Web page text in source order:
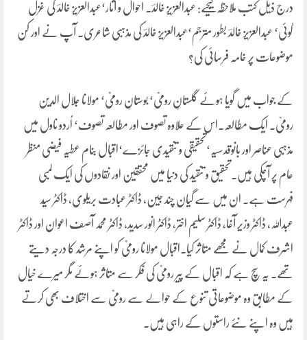
درج ذیل کتب ملاحظہ کیجیے: عبدالعزیز خالدؔ۔ احوال و آثار‘عبدالعزیز خالدؔ کی غزل
گوئی‘ عبدالعزیز خالدؔ بطور مترجم‘عبدالعزیز خالدؔ کی مذہبی شاعری۔ آپ نے اور کن
موضوعات پر خامہ فرسائی کی؟
کے جواب میں گویا ہوئے گلستانِ رومیؒ‘ بوستانِ رومیؒ‘ مولانا جلال الدین
رومیؒ۔ ایک مطالعہ۔اس کے علاوہ تصوف اور مطالعہ تصوف‘ اُردو ناول میں
مذہبی عناصر اور بانوقدسیہ‘تحقیقی و تنقیدی جائزے‘اقبال بنام عطیہ فیضی منظر
عام پر آچکی ہیں۔تحقیق و تنقید کی دنیا میں محققین اور نقادوں کی ایک لمبی
فہرست ہے۔ ان میں سے گیان چند جین، ڈاکٹر عبادت بریلوی، ڈاکٹر سیّد
عبداللہ، ڈاکٹر وزیر آغا، ڈاکٹر سلیم اختر، ڈاکٹر انور سدید، ڈاکٹر محمد آصف اعوان اور ڈاکٹر
اشرف کمال نے مجھے متاثر کیا۔اقبال مولانا رومیؒ کو اپنے مرشد کا درجہ دیتے
تھے۔ یہ سچ ہے کہ اقبال کے پیر رومیؒ کی فکر سے متاثر ہوئے مگر میرے خیال
کے مطابق وہ موضوعاتی تنوع کے حوالے سے رومیؒ سے اختلاف بھی کرتے
ہیں وہ اپنے نئے راستوں کے راہی ہیں۔